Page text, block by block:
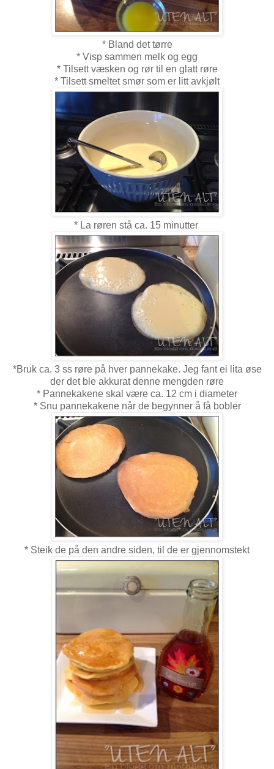
* Bland det tørre
* Visp sammen melk og egg
* Tilsett væsken og rør til en glatt røre
* Tilsett smeltet smør som er litt avkjølt
* La røren stå ca. 15 minutter
*Bruk ca. 3 ss røre på hver pannekake. Jeg fant ei lita øse
der det ble akkurat denne mengden røre
* Pannekakene skal være ca. 12 cm i diameter
* Snu pannekakene når de begynner å få bobler
* Steik de på den andre siden, til de er gjennomstekt